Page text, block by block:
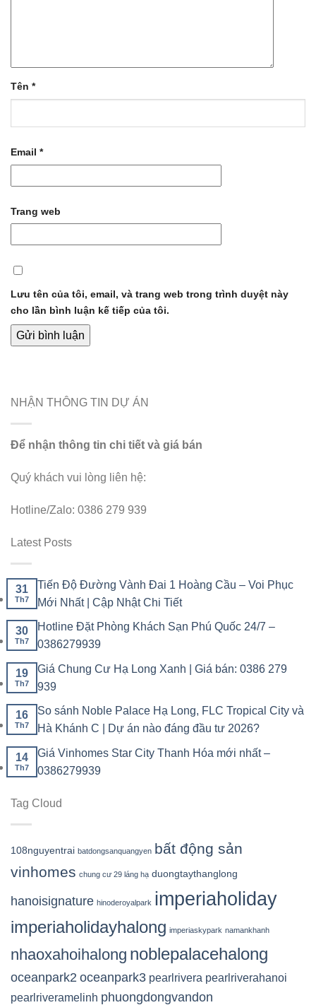
Tên *
Email *
Trang web
Lưu tên của tôi, email, và trang web trong trình duyệt này
cho lần bình luận kế tiếp của tôi.
NHẬN THÔNG TIN DỰ ÁN
Để nhận thông tin chi tiết và giá bán
Quý khách vui lòng liên hệ:
Hotline/Zalo: 0386 279 939
Latest Posts
31
Th7
Tiến Độ Đường Vành Đai 1 Hoàng Cầu – Voi Phục
Mới Nhất | Cập Nhật Chi Tiết
30
Th7
Hotline Đặt Phòng Khách Sạn Phú Quốc 24/7 –
0386279939
19
Th7
Giá Chung Cư Hạ Long Xanh | Giá bán: 0386 279
939
16
Th7
So sánh Noble Palace Hạ Long, FLC Tropical City và
Hà Khánh C | Dự án nào đáng đầu tư 2026?
14
Th7
Giá Vinhomes Star City Thanh Hóa mới nhất –
0386279939
Tag Cloud
108nguyentrai batdongsanquangyen bất động sản
vinhomes chung cư 29 láng hạ duongtaythanglong
hanoisignature hinoderoyalpark imperiaholiday
imperiaholidayhalong imperiaskypark namankhanh
nhaoxahoihalong noblepalacehalong
oceanpark2 oceanpark3 pearlrivera pearlriverahanoi
pearlriveramelinh phuongdongvandon